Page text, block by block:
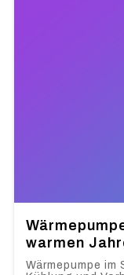
warmen
Wärmepumpe im